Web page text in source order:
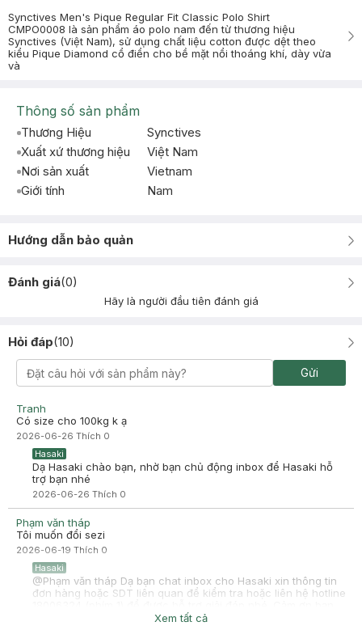
Synctives Men's Pique Regular Fit Classic Polo Shirt
CMPO0008 là sản phẩm áo polo nam đến từ thương hiệu
Synctives (Việt Nam), sử dụng chất liệu cotton được dệt theo
kiểu Pique Diamond cổ điển cho bề mặt nổi thoáng khí, dày vừa
và
Thông số sản phẩm
Thương Hiệu
Synctives
Xuất xứ thương hiệu
Việt Nam
Nơi sản xuất
Vietnam
Giới tính
Nam
Hướng dẫn bảo quản
Đánh giá(0)
Hãy là người đầu tiên đánh giá
Hỏi đáp(10)
Gửi
Tranh
Có size cho 100kg k ạ
2026-06-26 Thích 0
Hasaki
Dạ Hasaki chào bạn, nhờ bạn chủ động inbox để Hasaki hỗ
trợ bạn nhé
2026-06-26 Thích 0
Phạm văn tháp
Tôi muốn đổi sezi
2026-06-19 Thích 0
Hasaki
@Phạm văn tháp Dạ bạn chat inbox cho Hasaki xin thông tin
đơn hàng hoặc SDT liên quan để kiểm tra hoặc liên hệ hotline
đã tin tưởng và mua sắm tại Hasaki!
Xem tất cả